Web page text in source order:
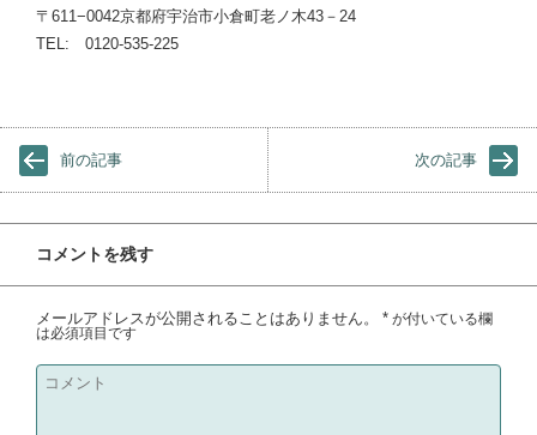
〒611−0042京都府宇治市小倉町老ノ木43－24
TEL: 0120-535-225
前の記事 次の記事
コメントを残す
メールアドレスが公開されることはありません。 * が付いている欄
は必須項目です